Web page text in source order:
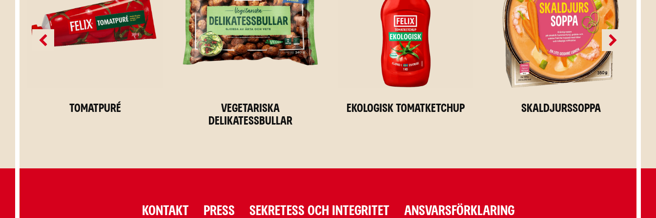
Tomatpuré
Vegetariska
Delikatessbullar
Ekologisk Tomatketchup Skaldjurssoppa
KONTAKT PRESS SEKRETESS OCH INTEGRITET ANSVARSFÖRKLARING